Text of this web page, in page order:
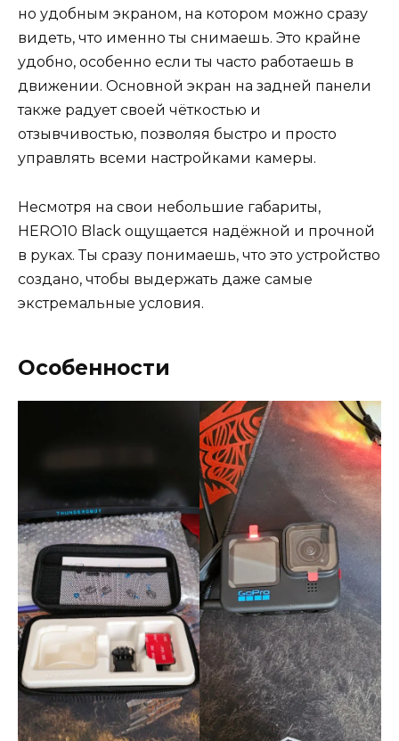
но удобным экраном, на котором можно сразу
видеть, что именно ты снимаешь. Это крайне
удобно, особенно если ты часто работаешь в
движении. Основной экран на задней панели
также радует своей чёткостью и
отзывчивостью, позволяя быстро и просто
управлять всеми настройками камеры.
Несмотря на свои небольшие габариты,
HERO10 Black ощущается надёжной и прочной
в руках. Ты сразу понимаешь, что это устройство
создано, чтобы выдержать даже самые
экстремальные условия.
Особенности